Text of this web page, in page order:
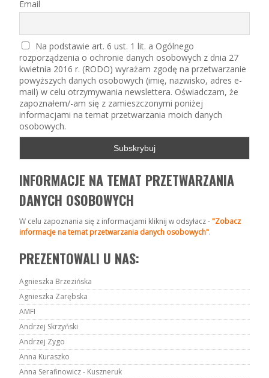
Email
Na podstawie art. 6 ust. 1 lit. a Ogólnego
rozporządzenia o ochronie danych osobowych z dnia 27
kwietnia 2016 r. (RODO) wyrażam zgodę na przetwarzanie
powyższych danych osobowych (imię, nazwisko, adres e-
mail) w celu otrzymywania newslettera. Oświadczam, że
zapoznałem/-am się z zamieszczonymi poniżej
informacjami na temat przetwarzania moich danych
osobowych.
INFORMACJE NA TEMAT PRZETWARZANIA
DANYCH OSOBOWYCH
W celu zapoznania się z informacjami kliknij w odsyłacz -"Zobacz
informacje na temat przetwarzania danych osobowych".
PREZENTOWALI U NAS:
Agnieszka Brzezińska
Agnieszka Zarębska
AMFI
Andrzej Skrzyński
Andrzej Zygo
Anna Kuraszko
Anna Serafinowicz - Kuszneruk